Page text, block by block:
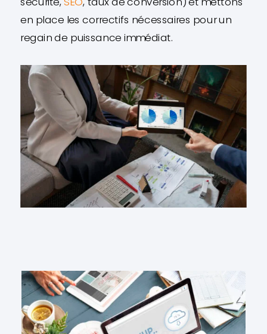
en place les correctifs nécessaires pour un
regain de puissance immédiat.